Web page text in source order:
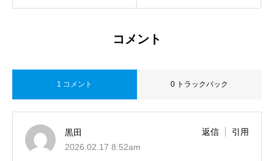
コメント
1 コメント 0 トラックバック
黒田
2026.02.17 8:52am
返信 引用